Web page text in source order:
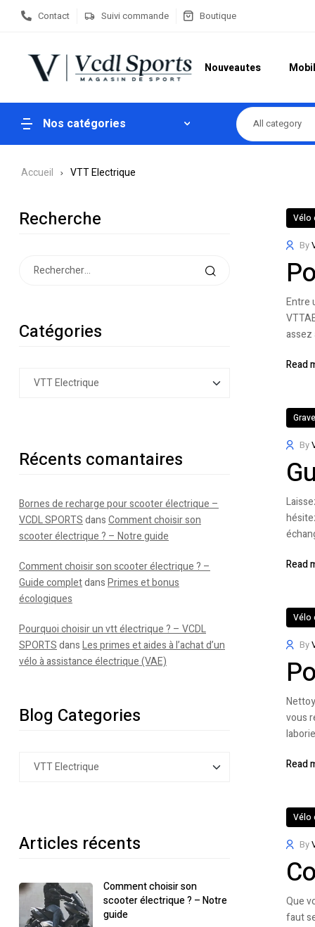
Contact Suivi commande Boutique
Nouveautes
Nos catégories All category
Accueil VTT Electrique
Vélo
By
Entre
assez
Read
By
Read
Vélo
By
vous
Read
Vélo
By
Que
faut
Recherche
Catégories
Récents comantaires
Bornes de recharge pour scooter électrique –
VCDL SPORTSdansComment choisir son
scooter électrique ? – Notre guide
Comment choisir son scooter électrique ? –
Guide completdansPrimes et bonus
écologiques
Pourquoi choisir un vtt électrique ? – VCDL
SPORTSdansLes primes et aides à l’achat d’un
vélo à assistance électrique (VAE)
Blog Categories
Articles récents
Comment choisir son
scooter électrique ? – Notre
guide